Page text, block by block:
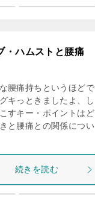
・ハムストと腰痛
腰痛持ちというほどで
キっときましたよ、し
すキー・ポイントはど
と腰痛との関係につい
続きを読む